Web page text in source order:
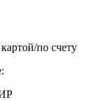
по счету